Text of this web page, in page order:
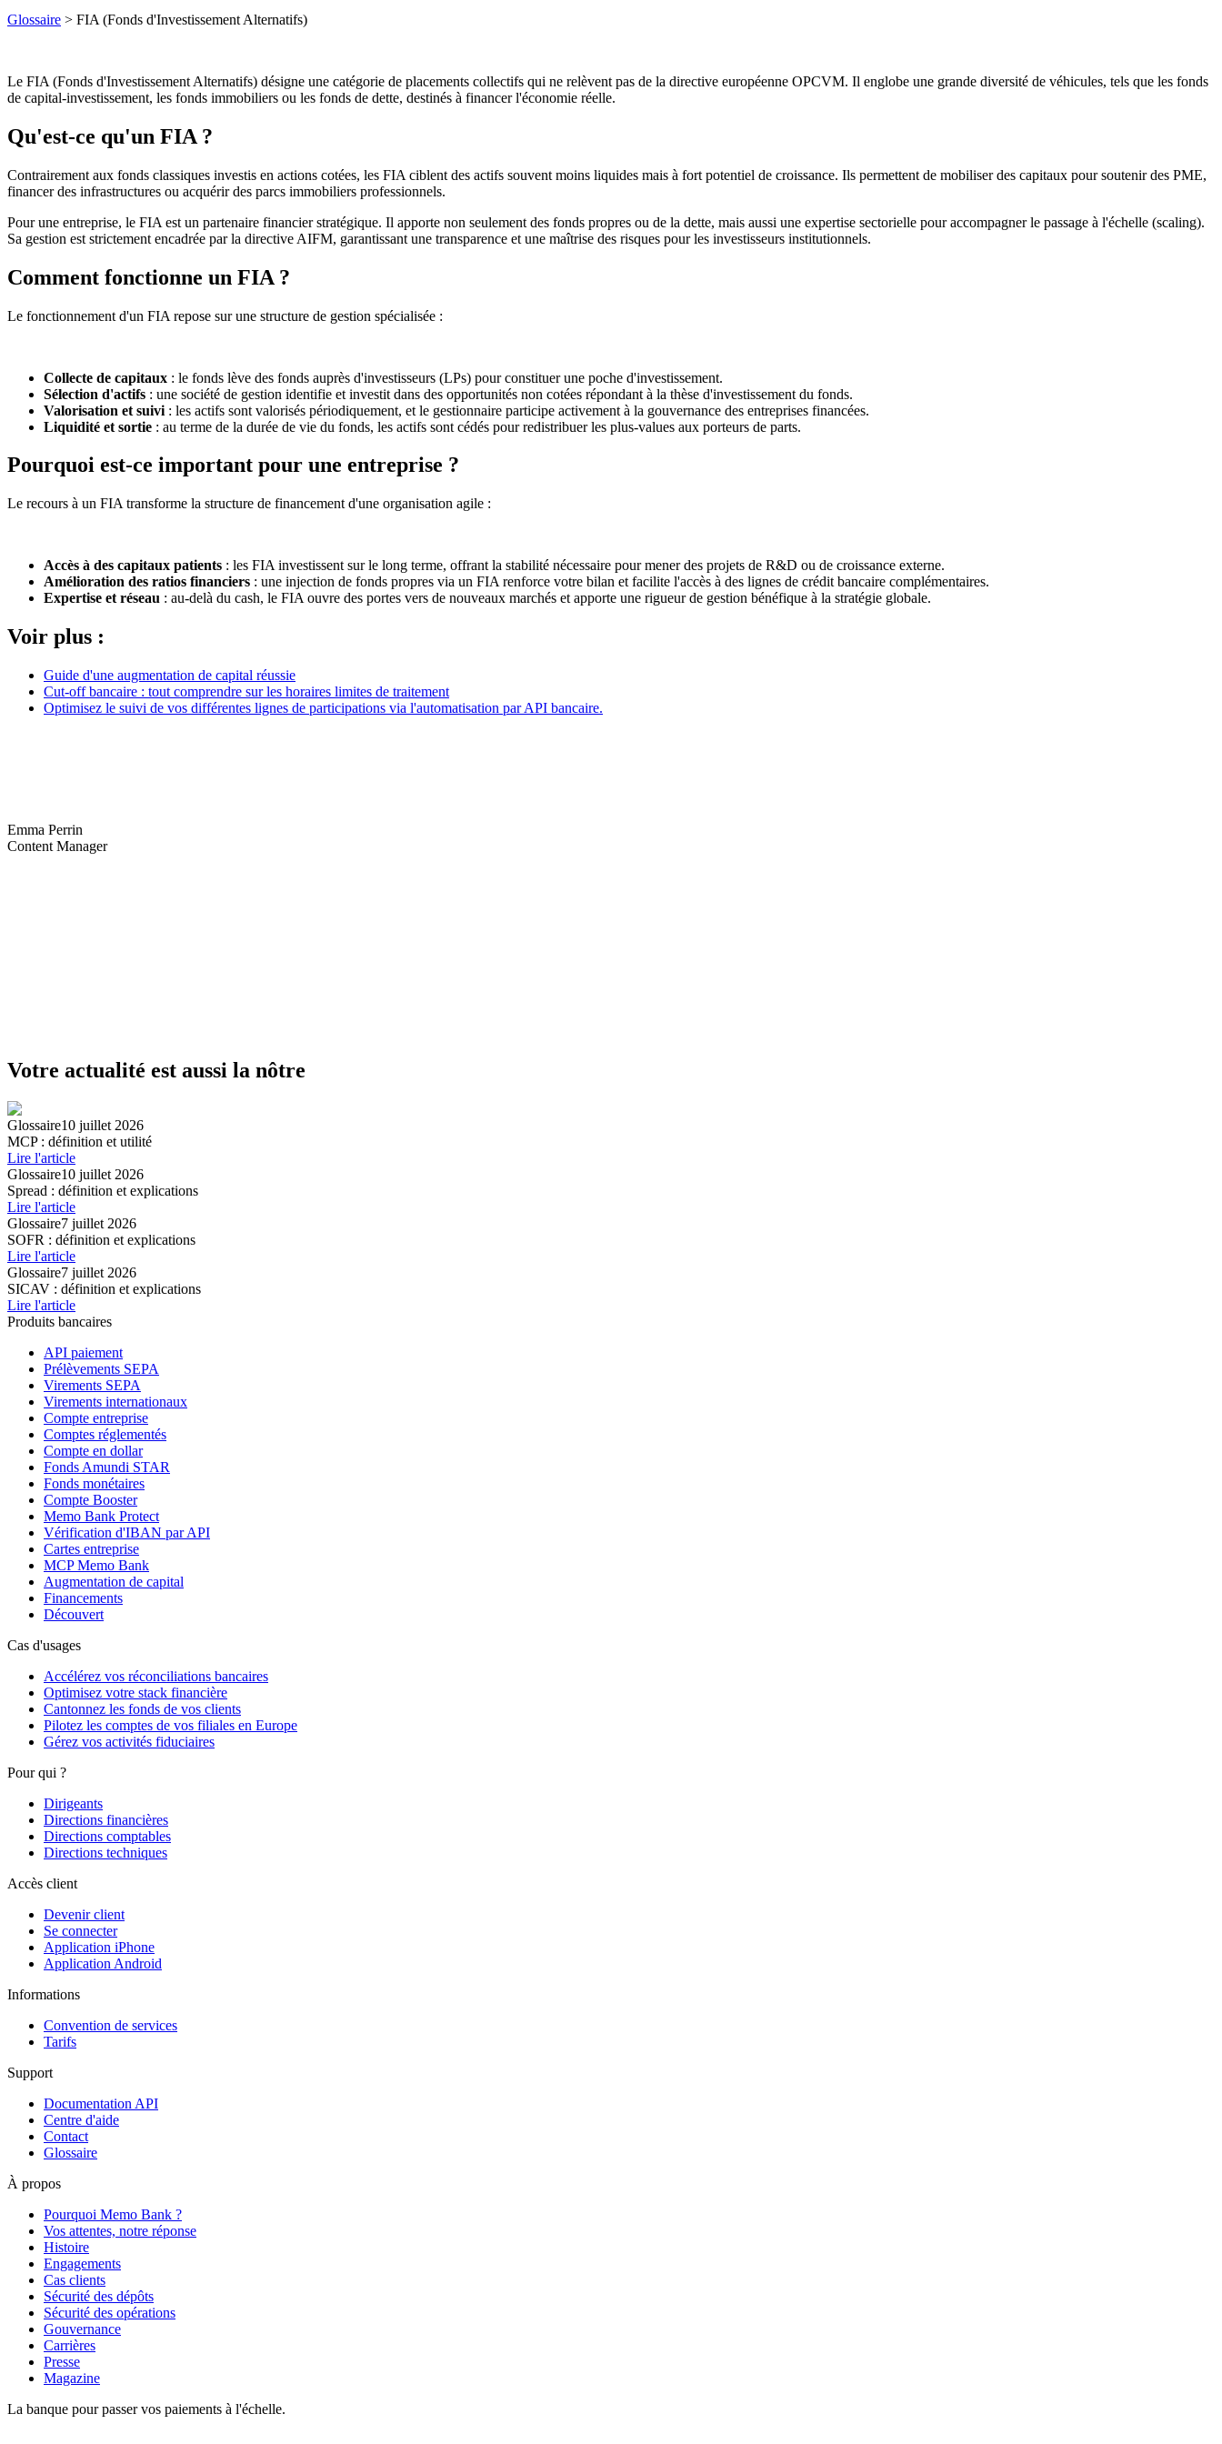
Glossaire > FIA (Fonds d'Investissement Alternatifs)
Le FIA (Fonds d'Investissement Alternatifs) désigne une catégorie de placements collectifs qui ne relèvent pas de la directive européenne OPCVM. Il englobe une grande diversité de véhicules, tels que les fonds
de capital-investissement, les fonds immobiliers ou les fonds de dette, destinés à financer l'économie réelle.
Qu'est-ce qu'un FIA ?
Contrairement aux fonds classiques investis en actions cotées, les FIA ciblent des actifs souvent moins liquides mais à fort potentiel de croissance. Ils permettent de mobiliser des capitaux pour soutenir des PME,
financer des infrastructures ou acquérir des parcs immobiliers professionnels.
Pour une entreprise, le FIA est un partenaire financier stratégique. Il apporte non seulement des fonds propres ou de la dette, mais aussi une expertise sectorielle pour accompagner le passage à l'échelle (scaling).
Sa gestion est strictement encadrée par la directive AIFM, garantissant une transparence et une maîtrise des risques pour les investisseurs institutionnels.
Comment fonctionne un FIA ?
Le fonctionnement d'un FIA repose sur une structure de gestion spécialisée :
Collecte de capitaux : le fonds lève des fonds auprès d'investisseurs (LPs) pour constituer une poche d'investissement.
Sélection d'actifs : une société de gestion identifie et investit dans des opportunités non cotées répondant à la thèse d'investissement du fonds.
Valorisation et suivi : les actifs sont valorisés périodiquement, et le gestionnaire participe activement à la gouvernance des entreprises financées.
Liquidité et sortie : au terme de la durée de vie du fonds, les actifs sont cédés pour redistribuer les plus-values aux porteurs de parts.
Pourquoi est-ce important pour une entreprise ?
Le recours à un FIA transforme la structure de financement d'une organisation agile :
Accès à des capitaux patients : les FIA investissent sur le long terme, offrant la stabilité nécessaire pour mener des projets de R&D ou de croissance externe.
Amélioration des ratios financiers : une injection de fonds propres via un FIA renforce votre bilan et facilite l'accès à des lignes de crédit bancaire complémentaires.
Expertise et réseau : au-delà du cash, le FIA ouvre des portes vers de nouveaux marchés et apporte une rigueur de gestion bénéfique à la stratégie globale.
Voir plus :
Guide d'une augmentation de capital réussie
Cut-off bancaire : tout comprendre sur les horaires limites de traitement
Optimisez le suivi de vos différentes lignes de participations via l'automatisation par API bancaire.
Emma Perrin
Content Manager
Votre actualité est aussi la nôtre
Glossaire10 juillet 2026
MCP : définition et utilité
Lire l'article
Glossaire10 juillet 2026
Spread : définition et explications
Lire l'article
Glossaire7 juillet 2026
SOFR : définition et explications
Lire l'article
Glossaire7 juillet 2026
SICAV : définition et explications
Lire l'article
Produits bancaires
API paiement
Prélèvements SEPA
Virements SEPA
Virements internationaux
Compte entreprise
Comptes réglementés
Compte en dollar
Fonds Amundi STAR
Fonds monétaires
Compte Booster
Memo Bank Protect
Vérification d'IBAN par API
Cartes entreprise
MCP Memo Bank
Augmentation de capital
Financements
Découvert
Cas d'usages
Accélérez vos réconciliations bancaires
Optimisez votre stack financière
Cantonnez les fonds de vos clients
Pilotez les comptes de vos filiales en Europe
Gérez vos activités fiduciaires
Pour qui ?
Dirigeants
Directions financières
Directions comptables
Directions techniques
Accès client
Devenir client
Se connecter
Application iPhone
Application Android
Informations
Convention de services
Tarifs
Support
Documentation API
Centre d'aide
Contact
Glossaire
À propos
Pourquoi Memo Bank ?
Vos attentes, notre réponse
Histoire
Engagements
Cas clients
Sécurité des dépôts
Sécurité des opérations
Gouvernance
Carrières
Presse
Magazine
La banque pour passer vos paiements à l'échelle.